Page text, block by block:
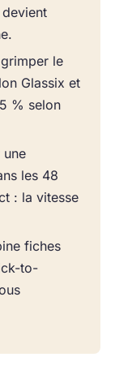
le
Glassix et
% selon
les 48
: la vitesse
fiches
to-